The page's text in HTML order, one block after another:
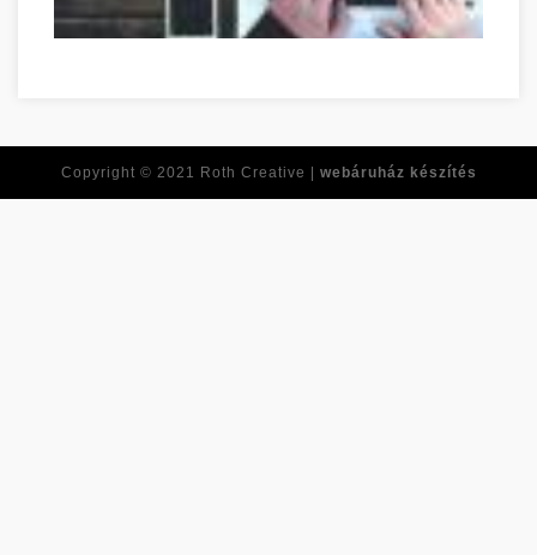
Copyright © 2021 Roth Creative | webáruház készítés